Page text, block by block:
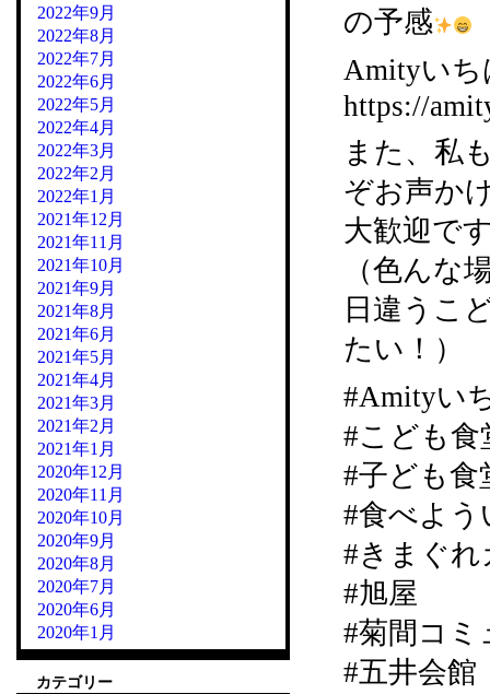
の予感
Amityいち
https://
また、私
ぞお声か
大歓迎で
（色んな
日違うこ
たい！）
#Amityい
#こども食
#子ども食
#食べよう
#きまぐれ
#旭屋
#菊間コ
#五井会館
2022年9月
2022年8月
2022年7月
2022年6月
2022年5月
2022年4月
2022年3月
2022年2月
2022年1月
2021年12月
2021年11月
2021年10月
2021年9月
2021年8月
2021年6月
2021年5月
2021年4月
2021年3月
2021年2月
2021年1月
2020年12月
2020年11月
2020年10月
2020年9月
2020年8月
2020年7月
2020年6月
2020年1月
カテゴリー